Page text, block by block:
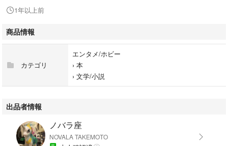
梱包の間違いがあると困るので
複数ご購入頂いた場合でも商品は、１個ずつ届きます。
1年以上前
商品情報
カテゴリ
エンタメ/ホビー
› 本
› 文学/小説
出品者情報
ノバラ座
NOVALA TAKEMOTO